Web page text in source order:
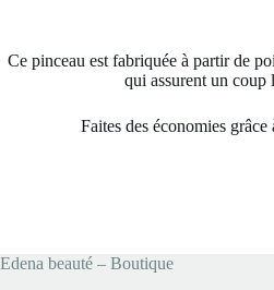
Ce pinceau est fabriquée à partir de
qui assurent un coup
Faites des économies
Edena beauté – Boutique